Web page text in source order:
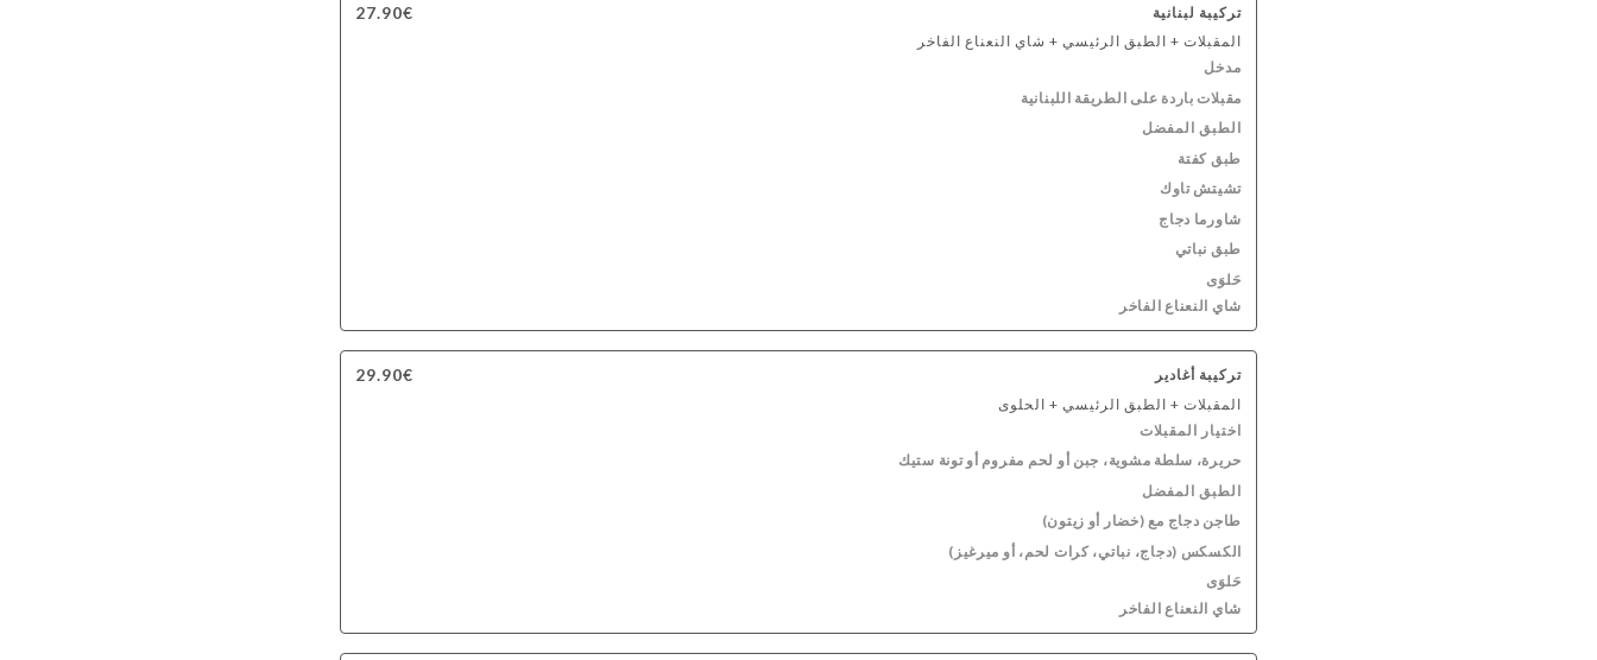
تركيبة لبنانية 27.90€
المقبلات + الطبق الرئيسي + شاي النعناع الفاخر
مدخل
مقبلات باردة على الطريقة اللبنانية
الطبق المفضل
طبق كفتة
تشيتش تاوك
شاورما دجاج
طبق نباتي
حَلوَى
شاي النعناع الفاخر
تركيبة أغادير 29.90€
المقبلات + الطبق الرئيسي + الحلوى
اختيار المقبلات
حريرة، سلطة مشوية، جبن أو لحم مفروم أو تونة ستيك
الطبق المفضل
طاجن دجاج مع (خضار أو زيتون)
الكسكس (دجاج، نباتي، كرات لحم، أو ميرغيز)
حَلوَى
شاي النعناع الفاخر